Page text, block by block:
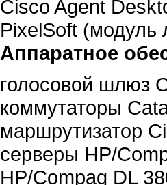
Cisco Agent
PixelSoft (модуль
Аппаратное
голосовой шлюз
коммутаторы
маршрутизатор
серверы HP/
HP/Compaq DL